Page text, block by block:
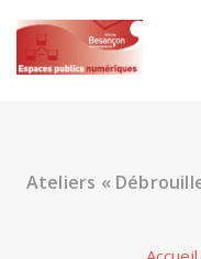
content
Ateliers « Débrouille